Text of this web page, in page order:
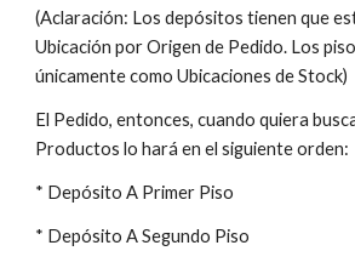
(Aclaración: Los depósitos tienen que
Ubicación por Origen de Pedido. Los
únicamente como Ubicaciones de Stock)
El Pedido, entonces, cuando quiera
Productos lo hará en el siguiente orden:
* Depósito A Primer Piso
* Depósito A Segundo Piso